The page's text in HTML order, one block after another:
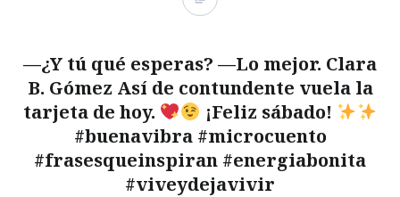
—¿Y tú qué esperas? —Lo mejor. Clara
B. Gómez Así de contundente vuela la
tarjeta de hoy.
¡Feliz sábado!
#buenavibra #microcuento
#frasesqueinspiran #energiabonita
#viveydejavivir